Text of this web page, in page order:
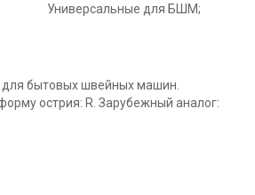
Универсальные для БШМ;
для бытовых швейных машин.
острия: R. Зарубежный аналог: